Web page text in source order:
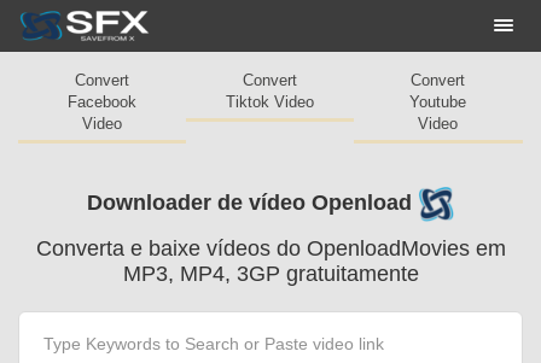
Convert
Facebook
Video
Convert
Tiktok Video
Convert
Youtube
Video
Downloader de vídeo Openload
Converta e baixe vídeos do OpenloadMovies em
MP3, MP4, 3GP gratuitamente